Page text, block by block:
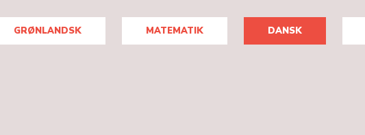
GRØNLANDSK MATEMATIK DANSK